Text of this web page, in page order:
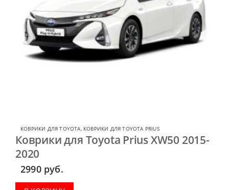
КОВРИКИ ДЛЯ TOYOTA, КОВРИКИ ДЛЯ TOYOTA PRIUS
Коврики для Toyota Prius XW50 2015-
2020
2990 руб.